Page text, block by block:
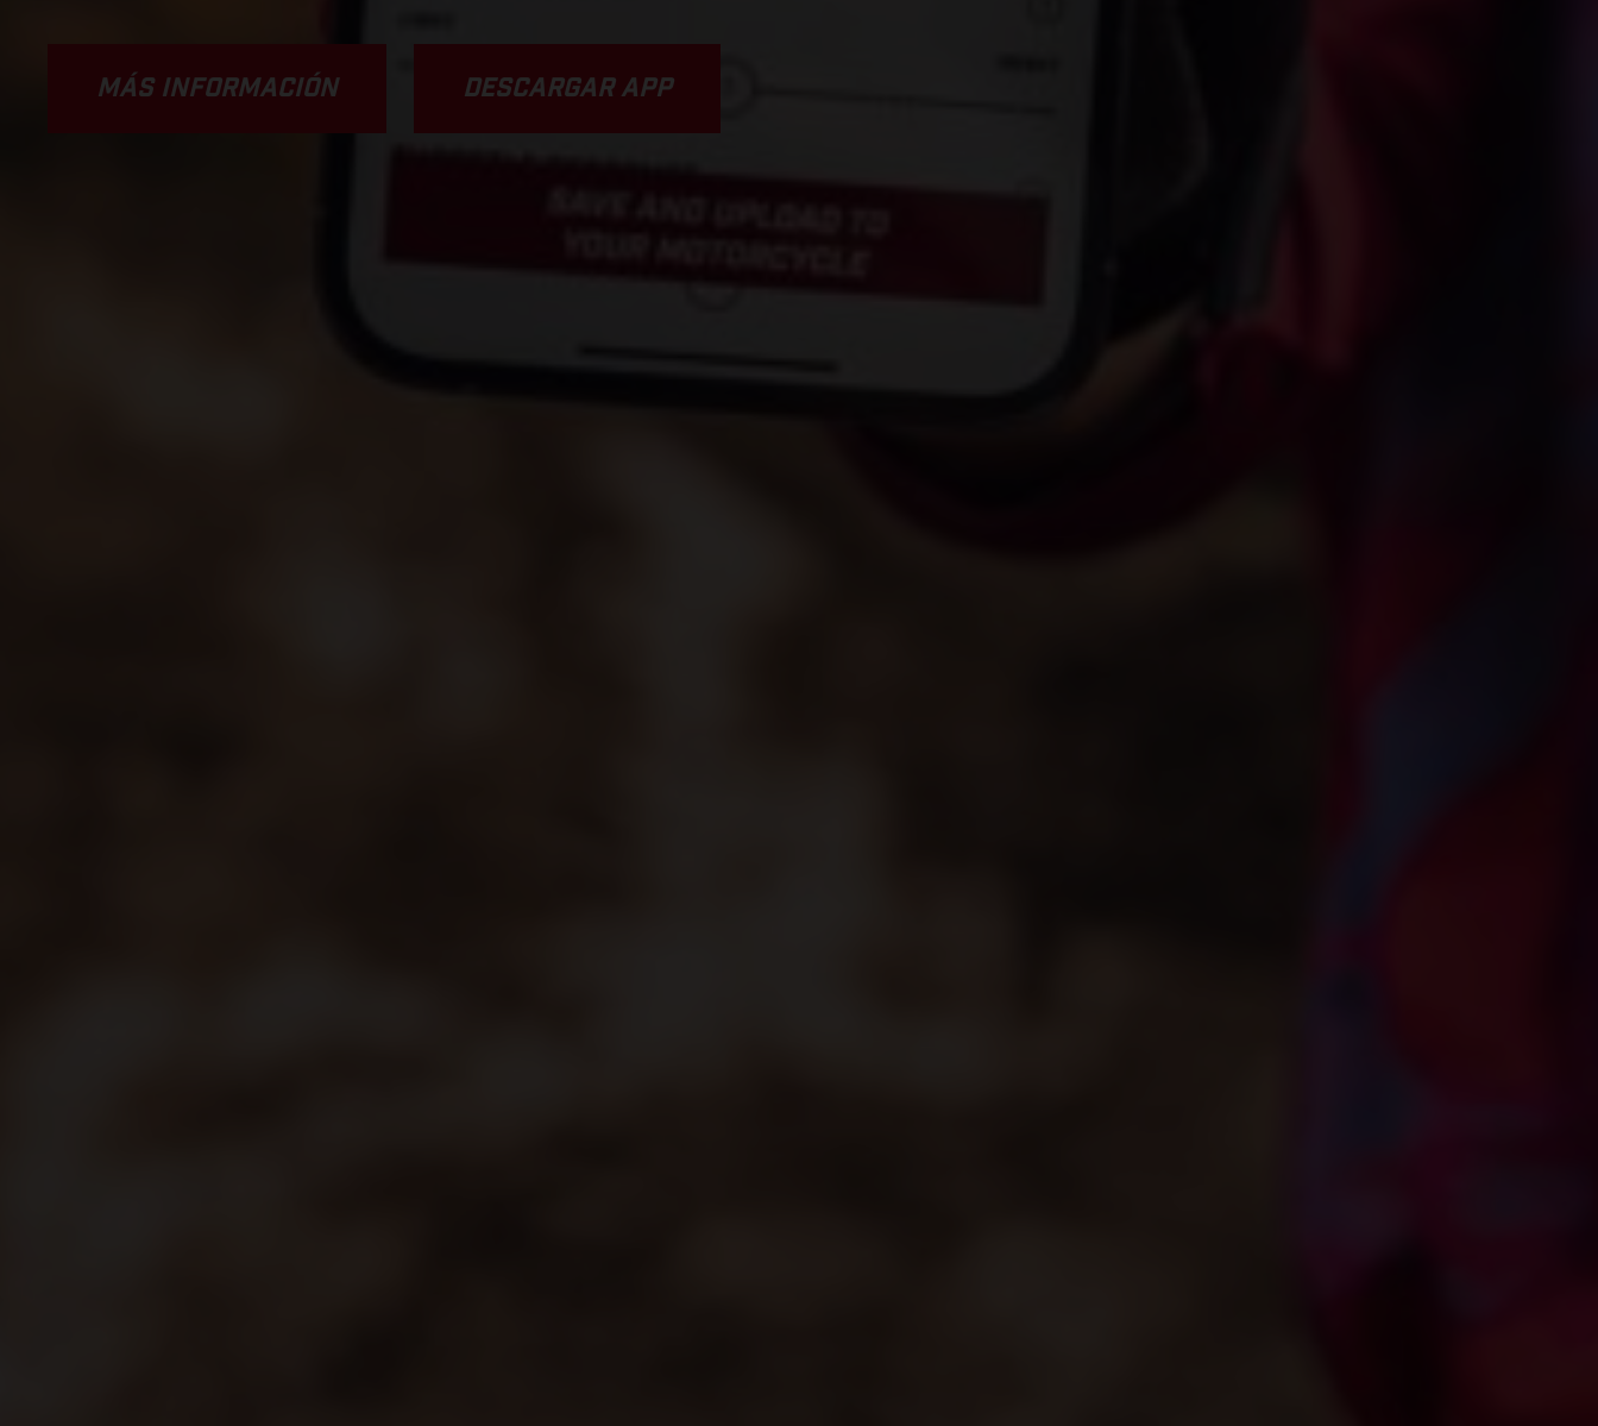
MÁS INFORMACIÓN DESCARGAR APP